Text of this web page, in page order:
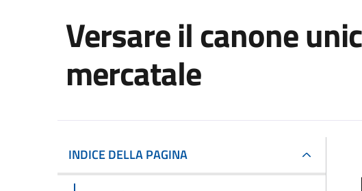
Versare il canone
mercatale
INDICE DELLA PAGINA